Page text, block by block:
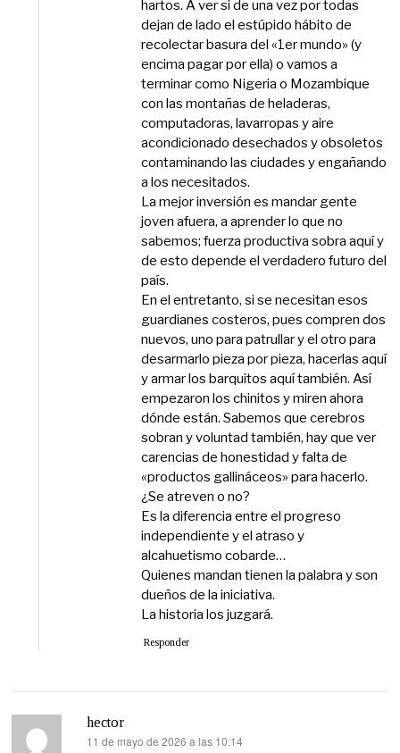
hartos. A ver si de una vez por todas
dejan de lado el estúpido hábito de
recolectar basura del «1er mundo» (y
encima pagar por ella) o vamos a
terminar como Nigeria o Mozambique
con las montañas de heladeras,
computadoras, lavarropas y aire
acondicionado desechados y obsoletos
contaminando las ciudades y engañando
a los necesitados.
La mejor inversión es mandar gente
joven afuera, a aprender lo que no
sabemos; fuerza productiva sobra aquí y
de esto depende el verdadero futuro del
país.
En el entretanto, si se necesitan esos
guardianes costeros, pues compren dos
nuevos, uno para patrullar y el otro para
desarmarlo pieza por pieza, hacerlas aquí
y armar los barquitos aquí también. Así
empezaron los chinitos y miren ahora
dónde están. Sabemos que cerebros
sobran y voluntad también, hay que ver
carencias de honestidad y falta de
«productos gallináceos» para hacerlo.
¿Se atreven o no?
Es la diferencia entre el progreso
independiente y el atraso y
alcahuetismo cobarde…
Quienes mandan tienen la palabra y son
dueños de la iniciativa.
La historia los juzgará.
Responder
hector
dice:
11 de mayo de 2026 a las 10:14